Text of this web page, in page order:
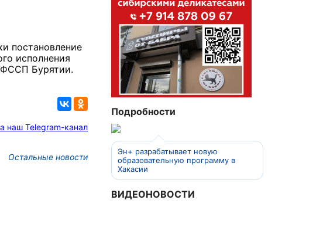
постановление
исполнения
Бурятии.
наш Telegram-канал
Остальные новости
Подробности
Эн+ разрабатывает новую
образовательную программу в
Хакасии
ВИДЕОНОВОСТИ